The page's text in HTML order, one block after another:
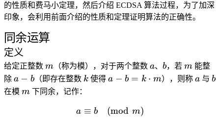
的性质和费马小定理，然后介绍 ECDSA 算法过程，为了加深
印象，会利用前面介绍的性质和定理证明算法的正确性。
同余运算
定义
给定正整数 m
m （称为模），对于两个整数 a
a、 b
b，若 m
m 能整
除 a
-
a − b（即存在整数 k
k 使得a - b
m
a − b = k ⋅ m），则称 a
a与 b
b
在模 m
m 下同余，记作：
a \equiv b \pmod{m}
a ≡ b (mod m)